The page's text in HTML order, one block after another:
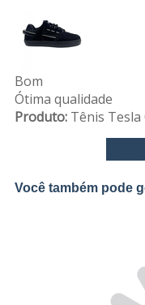
Bom
Ótima qualidade
Produto:Tênis Tesla
Você também pode